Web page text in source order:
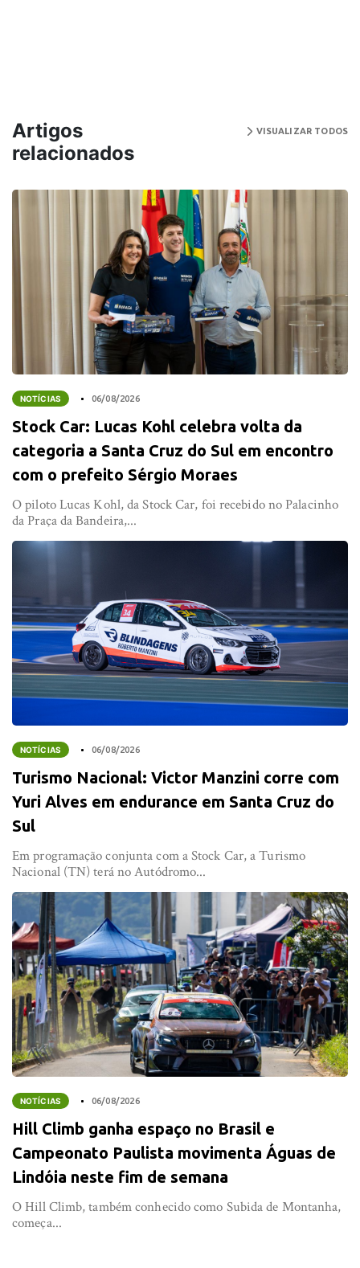
Artigos
relacionados
VISUALIZAR TODOS
NOTÍCIAS 06/08/2026
Stock Car: Lucas Kohl celebra volta da
categoria a Santa Cruz do Sul em encontro
com o prefeito Sérgio Moraes
O piloto Lucas Kohl, da Stock Car, foi recebido no Palacinho
da Praça da Bandeira,...
NOTÍCIAS 06/08/2026
Turismo Nacional: Victor Manzini corre com
Yuri Alves em endurance em Santa Cruz do
Sul
Em programação conjunta com a Stock Car, a Turismo
Nacional (TN) terá no Autódromo...
NOTÍCIAS 06/08/2026
Hill Climb ganha espaço no Brasil e
Campeonato Paulista movimenta Águas de
Lindóia neste fim de semana
O Hill Climb, também conhecido como Subida de Montanha,
começa...